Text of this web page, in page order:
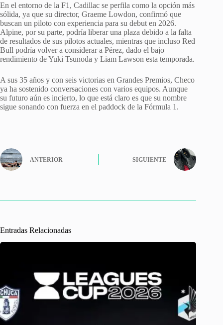
En el entorno de la F1, Cadillac se perfila como la opción más
sólida, ya que su director, Graeme Lowdon, confirmó que
buscan un piloto con experiencia para su debut en 2026.
Alpine, por su parte, podría liberar una plaza debido a la falta
de resultados de sus pilotos actuales, mientras que incluso Red
Bull podría volver a considerar a Pérez, dado el bajo
rendimiento de Yuki Tsunoda y Liam Lawson esta temporada.
A sus 35 años y con seis victorias en Grandes Premios, Checo
ya ha sostenido conversaciones con varios equipos. Aunque
su futuro aún es incierto, lo que está claro es que su nombre
sigue sonando con fuerza en el paddock de la Fórmula 1.
ANTERIOR SIGUIENTE
Entradas Relacionadas